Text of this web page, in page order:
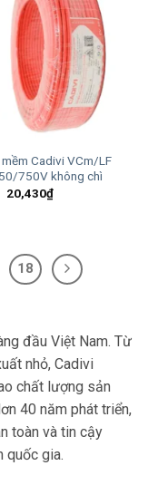
mềm Cadivi VCm/LF
750V không chì
Giá
gốc
20,430₫Giá
hiện
18
đầu Việt Nam. Từ
nhỏ, Cadivi
chất lượng sản
40 năm phát triển,
toàn và tin cậy
quốc gia.